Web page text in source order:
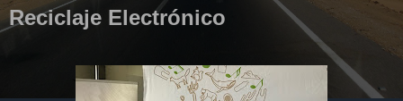
Reciclaje Electrónico